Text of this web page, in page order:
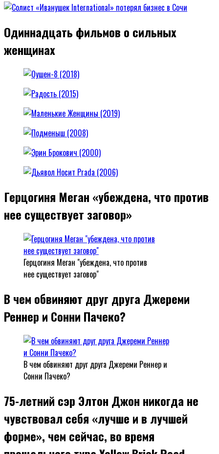
Одиннадцать фильмов о сильных
женщинах
Герцогиня Меган «убеждена, что против
нее существует заговор»
Герцогиня Меган "убеждена, что против
нее существует заговор"
В чем обвиняют друг друга Джереми
Реннер и Сонни Пачеко?
В чем обвиняют друг друга Джереми Реннер и
Сонни Пачеко?
75-летний сэр Элтон Джон никогда не
чувствовал себя «лучше и в лучшей
форме», чем сейчас, во время